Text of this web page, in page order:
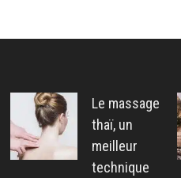
Le massage
thaï, un
meilleur
technique